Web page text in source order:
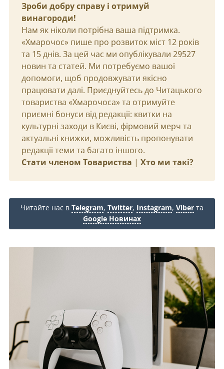
Зроби добру справу і отримуй
винагороди!
Нам як ніколи потрібна ваша підтримка.
«Хмарочос» пише про розвиток міст 12 років
та 15 днів. За цей час ми опублікували 29527
новин та статей. Ми потребуємо вашої
допомоги, щоб продовжувати якісно
працювати далі. Приєднуйтесь до Читацького
товариства «Хмарочоса» та отримуйте
приємні бонуси від редакції: квитки на
культурні заходи в Києві, фірмовий мерч та
актуальні книжки, можливість пропонувати
редакції теми та багато іншого.
Стати членом Товариства | Хто ми такі?
Читайте нас в Telegram, Twitter, Instagram, Viber та
Google Новинах